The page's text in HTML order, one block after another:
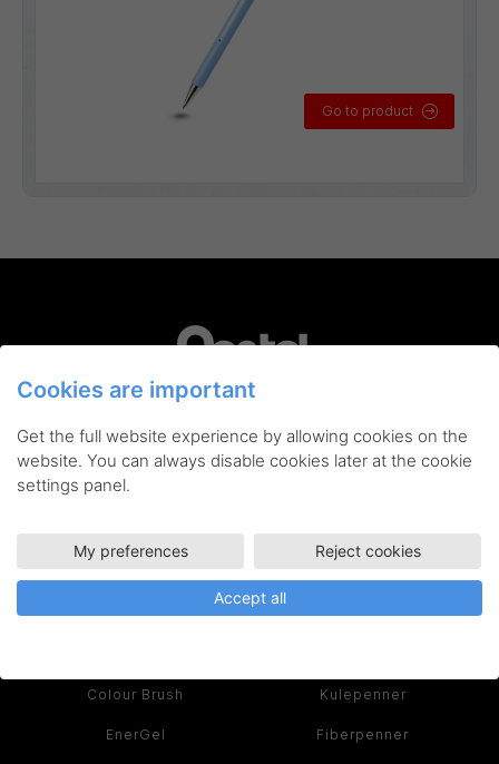
Go to product
kunstnerartikler og tilbehør av høyeste kvalitet. Når du
kjøper et produkt fra Pentel, får du et verktøy du kan bruke
hver dag – både kreativt og effektivt.
Colour Brush
EnerGel
Kulepenner
Fiberpenner
Cookies are important
Get the full website experience by allowing cookies on the
website. You can always disable cookies later at the cookie
settings panel.
My preferences Reject cookies
Accept all